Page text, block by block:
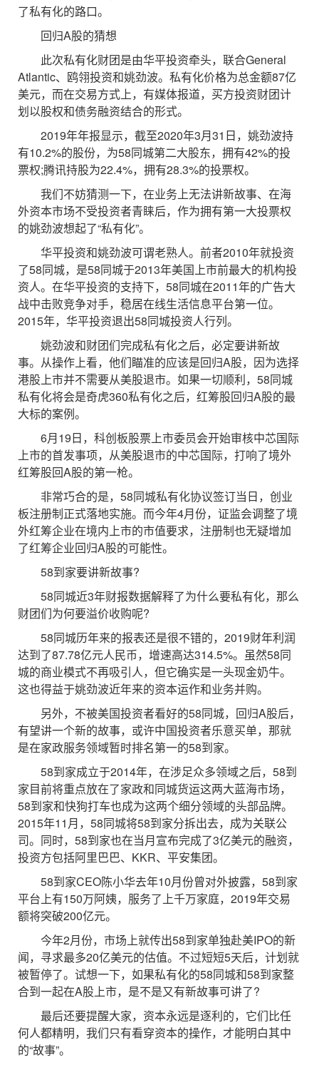
了私有化的路口。
回归A股的猜想
此次私有化财团是由华平投资牵头，联合General
Atlantic、鸥翎投资和姚劲波。私有化价格为总金额87亿
美元，而在交易方式上，有媒体报道，买方投资财团计
划以股权和债务融资结合的形式。
2019年年报显示，截至2020年3月31日，姚劲波持
有10.2%的股份，为58同城第二大股东，拥有42%的投
票权;腾讯持股为22.4%，拥有28.3%的投票权。
我们不妨猜测一下，在业务上无法讲新故事、在海
外资本市场不受投资者青睐后，作为拥有第一大投票权
的姚劲波想起了“私有化”。
华平投资和姚劲波可谓老熟人。前者2010年就投资
了58同城，是58同城于2013年美国上市前最大的机构投
资人。在华平投资的支持下，58同城在2011年的广告大
战中击败竞争对手，稳居在线生活信息平台第一位。
2015年，华平投资退出58同城投资人行列。
姚劲波和财团们完成私有化之后，必定要讲新故
事。从操作上看，他们瞄准的应该是回归A股，因为选择
港股上市并不需要从美股退市。如果一切顺利，58同城
私有化将会是奇虎360私有化之后，红筹股回归A股的最
大标的案例。
6月19日，科创板股票上市委员会开始审核中芯国际
上市的首发事项，从美股退市的中芯国际，打响了境外
红筹股回A股的第一枪。
非常巧合的是，58同城私有化协议签订当日，创业
板注册制正式落地实施。而今年4月份，证监会调整了境
外红筹企业在境内上市的市值要求，注册制也无疑增加
了红筹企业回归A股的可能性。
58到家要讲新故事?
58同城近3年财报数据解释了为什么要私有化，那么
财团们为何要溢价收购呢?
58同城历年来的报表还是很不错的，2019财年利润
达到了87.78亿元人民币，增速高达314.5%。虽然58同
城的商业模式不再吸引人，但它确实是一头现金奶牛。
这也得益于姚劲波近年来的资本运作和业务并购。
另外，不被美国投资者看好的58同城，回归A股后，
有望讲一个新的故事，或许中国投资者乐意买单，那就
是在家政服务领域暂时排名第一的58到家。
58到家成立于2014年，在涉足众多领域之后，58到
家目前将重点放在了家政和同城货运这两大蓝海市场，
58到家和快狗打车也成为这两个细分领域的头部品牌。
2015年11月，58同城将58到家分拆出去，成为关联公
司。同时，58到家也在当月宣布完成了3亿美元的融资，
投资方包括阿里巴巴、KKR、平安集团。
58到家CEO陈小华去年10月份曾对外披露，58到家
平台上有150万阿姨，服务了上千万家庭，2019年交易
额将突破200亿元。
今年2月份，市场上就传出58到家单独赴美IPO的新
闻，寻求最多20亿美元的估值。不过短短5天后，计划就
被暂停了。试想一下，如果私有化的58同城和58到家整
合到一起在A股上市，是不是又有新故事可讲了?
最后还要提醒大家，资本永远是逐利的，它们比任
何人都精明，我们只有看穿资本的操作，才能明白其中
的“故事”。